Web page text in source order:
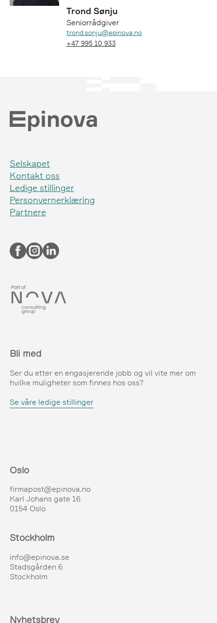
Trond Sønju
Seniorrådgiver
trond.sonju@epinova.no
+47 995 10 933
Selskapet
Kontakt oss
Ledige stillinger
Personvernerklæring
Partnere
Bli med
Ser du etter en engasjerende jobb og vil vite mer om
hvilke muligheter som finnes hos oss?
Se våre ledige stillinger
Oslo
firmapost@epinova.no
Karl Johans gate 16
0154 Oslo
Stockholm
info@epinova.se
Stadsgården 6
Stockholm
Nyhetsbrev